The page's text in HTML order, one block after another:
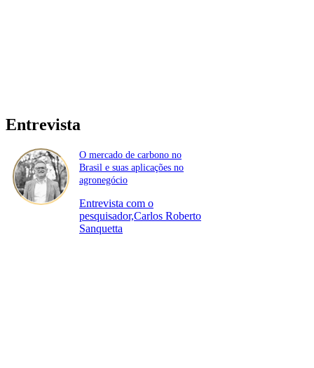
Entrevista
O mercado de carbono no
Brasil e suas aplicações no
agronegócio
Entrevista com o
pesquisador,Carlos Roberto
Sanquetta